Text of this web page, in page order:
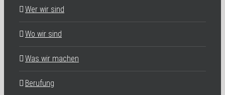
Wer wir sind
Wo wir sind
Was wir machen
Berufung